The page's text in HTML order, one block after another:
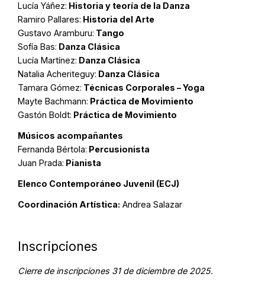
Lucía Yáñez: Historia y teoría de la Danza
Ramiro Pallares: Historia del Arte
Gustavo Aramburu: Tango
Sofía Bas: Danza Clásica
Lucía Martínez: Danza Clásica
Natalia Acheriteguy: Danza Clásica
Tamara Gómez: Técnicas Corporales – Yoga
Mayte Bachmann: Práctica de Movimiento
Gastón Boldt: Práctica de Movimiento
Músicos acompañantes
Fernanda Bértola: Percusionista
Juan Prada: Pianista
Elenco Contemporáneo Juvenil (ECJ)
Coordinación Artística: Andrea Salazar
Inscripciones
Cierre de inscripciones 31 de diciembre de 2025.